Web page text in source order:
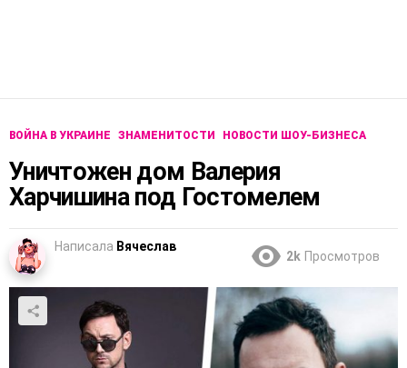
ВОЙНА В УКРАИНЕ ЗНАМЕНИТОСТИ НОВОСТИ ШОУ-БИЗНЕСА
Уничтожен дом Валерия
Харчишина под Гостомелем
Написала Вячеслав
2k Просмотров